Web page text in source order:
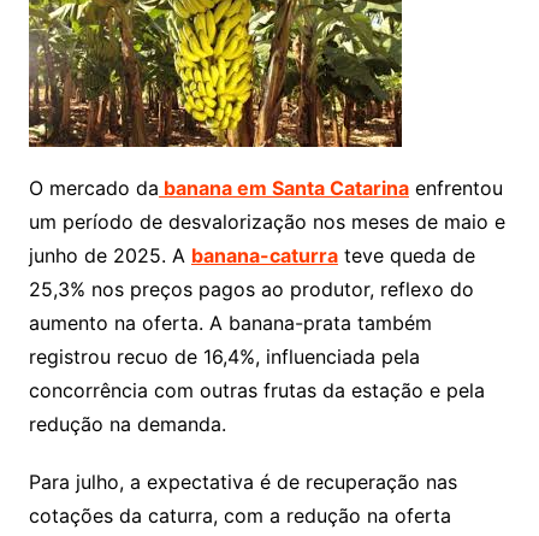
O mercado da banana em Santa Catarinaenfrentou
um período de desvalorização nos meses de maio e
junho de 2025. A banana-caturrateve queda de
25,3% nos preços pagos ao produtor, reflexo do
aumento na oferta. A banana-prata também
registrou recuo de 16,4%, influenciada pela
concorrência com outras frutas da estação e pela
redução na demanda.
Para julho, a expectativa é de recuperação nas
cotações da caturra, com a redução na oferta